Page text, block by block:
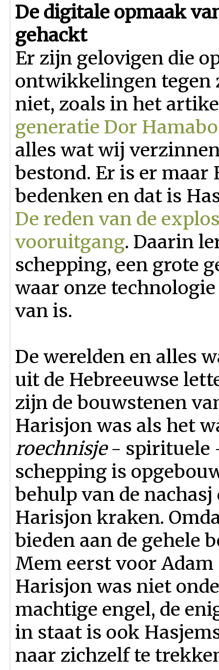
De digitale opmaak
gehackt
Er zijn gelovigen die
ontwikkelingen tegen
niet, zoals in het
generatie Dor
alles wat wij
bestond. Er is er maar
bedenken en dat is
De reden van de
vooruitgang. Daarin
schepping, een grote
waar onze
van is.
De werelden en alles
uit de Hebreeuwse
zijn de bouwstenen
Harisjon was als het
roechnisje- spirituele
schepping is
behulp van de
Harisjon kraken.
bieden aan de gehele
Mem eerst voor
Harisjon was niet
machtige engel, de
in staat is ook
naar zichzelf te